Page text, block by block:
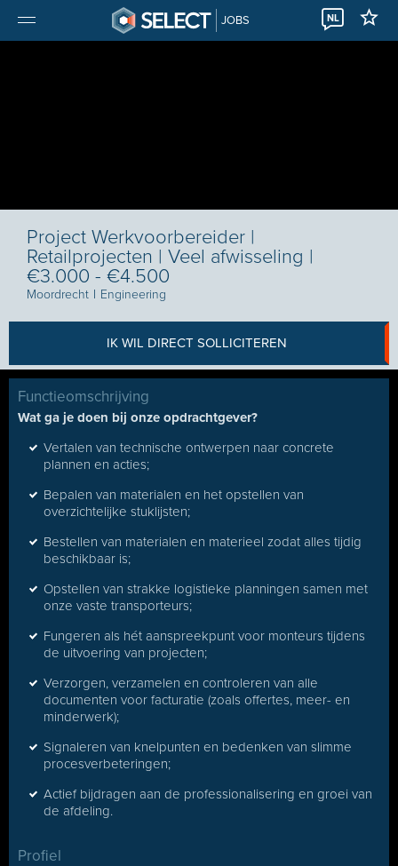
JOBS NL
Project Werkvoorbereider |
Retailprojecten | Veel afwisseling |
€3.000 - €4.500
Moordrecht I Engineering
IK WIL DIRECT SOLLICITEREN
Functieomschrijving
Wat ga je doen bij onze opdrachtgever?
Vertalen van technische ontwerpen naar concrete
plannen en acties;
Bepalen van materialen en het opstellen van
overzichtelijke stuklijsten;
Bestellen van materialen en materieel zodat alles tijdig
beschikbaar is;
Opstellen van strakke logistieke planningen samen met
onze vaste transporteurs;
Fungeren als hét aanspreekpunt voor monteurs tijdens
de uitvoering van projecten;
Verzorgen, verzamelen en controleren van alle
documenten voor facturatie (zoals offertes, meer- en
minderwerk);
Signaleren van knelpunten en bedenken van slimme
procesverbeteringen;
Actief bijdragen aan de professionalisering en groei van
de afdeling.
Profiel